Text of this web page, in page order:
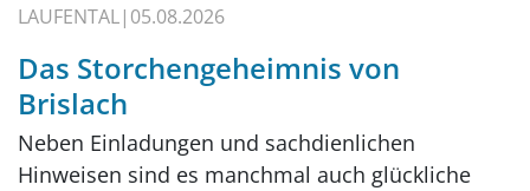
LAUFENTAL 05.08.2026
Das Storchengeheimnis von
Brislach
Neben Einladungen und sachdienlichen
Hinweisen sind es manchmal auch glückliche